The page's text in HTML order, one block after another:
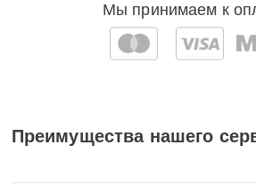
Мы принимаем к
Преимущества нашего